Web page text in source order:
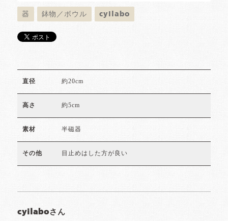
器 鉢物／ボウル cyilabo
直径 約20cm
高さ 約5cm
素材 半磁器
その他 目止めはした方が良い
cyilaboさん